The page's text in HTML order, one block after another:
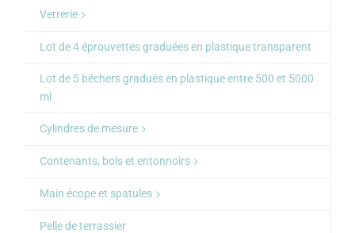
Verrerie
Lot de 4 éprouvettes graduées en plastique transparent
Lot de 5 béchers gradués en plastique entre 500 et 5000
ml
Cylindres de mesure
Contenants, bols et entonnoirs
Main écope et spatules
Pelle de terrassier